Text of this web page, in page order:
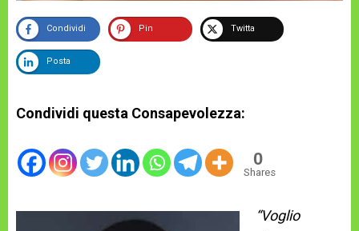
Condividi Pin Twitta
Posta
Condividi questa Consapevolezza:
0
Shares
“Voglio